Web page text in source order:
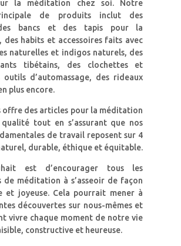
la méditation chez soi. Notre
de produits inclut des
des bancs et des tapis pour la
des habits et accessoires faits avec
naturelles et indigos naturels, des
tibétains, des clochettes et
outils d’automassage, des rideaux
plus encore.
offre des articles pour la méditation
tout en s’assurant que nos
de travail reposent sur 4
durable, éthique et équitable.
est d’encourager tous les
de méditation à s’asseoir de façon
et joyeuse. Cela pourrait mener à
découvertes sur nous-mêmes et
vivre chaque moment de notre vie
constructive et heureuse.